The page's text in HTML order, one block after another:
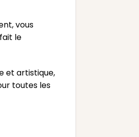
vous
le
et artistique,
toutes les